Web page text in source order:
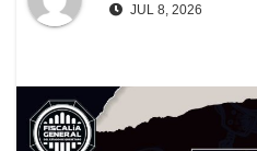
JUL 8, 2026